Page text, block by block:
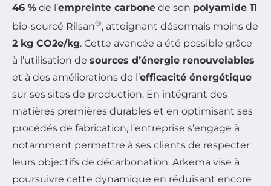
46 % de l’empreinte carbone de son polyamide 11
bio-sourcé Rilsan®, atteignant désormais moins de
2 kg CO2e/kg. Cette avancée a été possible grâce
à l’utilisation de sources d’énergie renouvelables
et à des améliorations de l’efficacité énergétique
sur ses sites de production. En intégrant des
matières premières durables et en optimisant ses
procédés de fabrication, l’entreprise s’engage à
notamment permettre à ses clients de respecter
leurs objectifs de décarbonation. Arkema vise à
poursuivre cette dynamique en réduisant encore